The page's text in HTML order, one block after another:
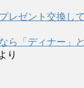
レゼント交換して
ら「ディナー」
り